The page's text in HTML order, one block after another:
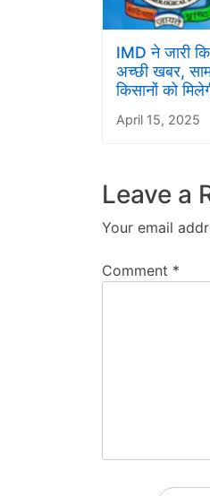
IMD ने जारी
अच्छी खबर,
किसानों को
April 15, 2025
Leave a
Your email
Comment *